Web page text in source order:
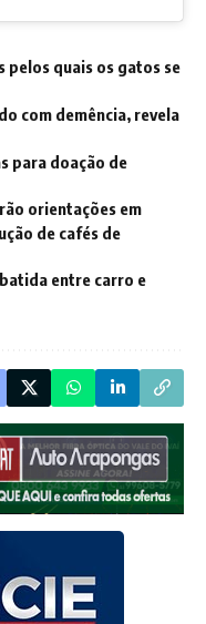
pelos quais os gatos se
com demência, revela
para doação de
orientações em
de cafés de
entre carro e